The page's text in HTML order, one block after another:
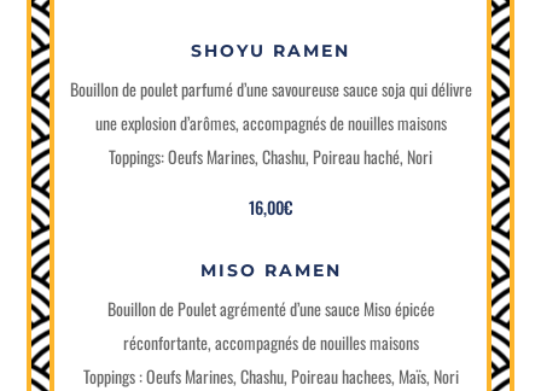
SHOYU RAMEN
Bouillon de poulet parfumé d’une savoureuse sauce soja qui délivre
une explosion d’arômes, accompagnés de nouilles maisons
Toppings: Oeufs Marines, Chashu, Poireau haché, Nori
16,00€
MISO RAMEN
Bouillon de Poulet agrémenté d’une sauce Miso épicée
réconfortante, accompagnés de nouilles maisons
Toppings : Oeufs Marines, Chashu, Poireau hachees, Maïs, Nori